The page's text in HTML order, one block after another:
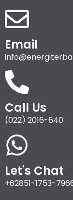
Email
Call Us
(022) 2016-640
Let's Chat
+62851-1753-